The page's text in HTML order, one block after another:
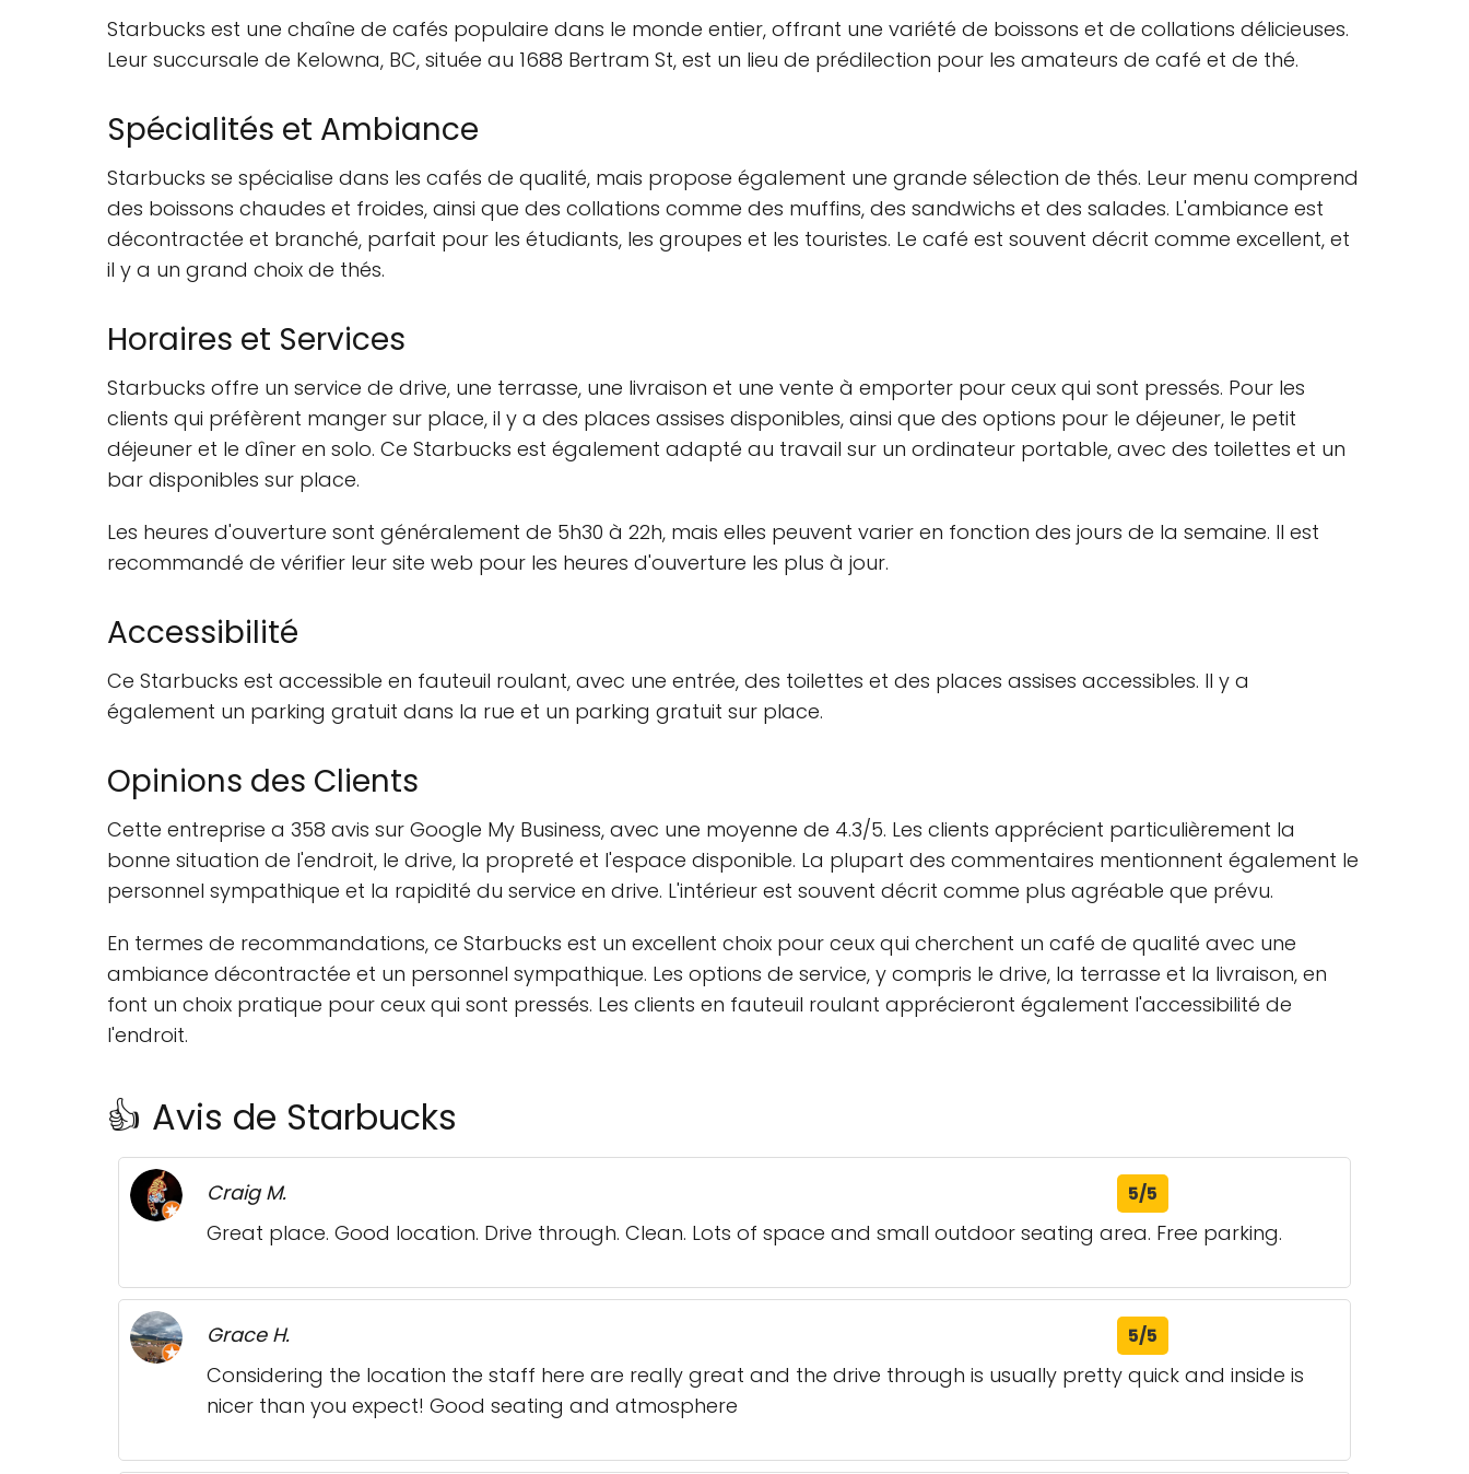
Starbucks est une chaîne de cafés populaire dans le monde entier, offrant une variété de boissons et de collations délicieuses.
Leur succursale de Kelowna, BC, située au 1688 Bertram St, est un lieu de prédilection pour les amateurs de café et de thé.
Spécialités et Ambiance
Starbucks se spécialise dans les cafés de qualité, mais propose également une grande sélection de thés. Leur menu comprend
des boissons chaudes et froides, ainsi que des collations comme des muffins, des sandwichs et des salades. L'ambiance est
décontractée et branché, parfait pour les étudiants, les groupes et les touristes. Le café est souvent décrit comme excellent, et
il y a un grand choix de thés.
Horaires et Services
Starbucks offre un service de drive, une terrasse, une livraison et une vente à emporter pour ceux qui sont pressés. Pour les
clients qui préfèrent manger sur place, il y a des places assises disponibles, ainsi que des options pour le déjeuner, le petit
déjeuner et le dîner en solo. Ce Starbucks est également adapté au travail sur un ordinateur portable, avec des toilettes et un
bar disponibles sur place.
Les heures d'ouverture sont généralement de 5h30 à 22h, mais elles peuvent varier en fonction des jours de la semaine. Il est
recommandé de vérifier leur site web pour les heures d'ouverture les plus à jour.
Accessibilité
Ce Starbucks est accessible en fauteuil roulant, avec une entrée, des toilettes et des places assises accessibles. Il y a
également un parking gratuit dans la rue et un parking gratuit sur place.
Opinions des Clients
Cette entreprise a 358 avis sur Google My Business, avec une moyenne de 4.3/5. Les clients apprécient particulièrement la
bonne situation de l'endroit, le drive, la propreté et l'espace disponible. La plupart des commentaires mentionnent également le
personnel sympathique et la rapidité du service en drive. L'intérieur est souvent décrit comme plus agréable que prévu.
En termes de recommandations, ce Starbucks est un excellent choix pour ceux qui cherchent un café de qualité avec une
ambiance décontractée et un personnel sympathique. Les options de service, y compris le drive, la terrasse et la livraison, en
font un choix pratique pour ceux qui sont pressés. Les clients en fauteuil roulant apprécieront également l'accessibilité de
l'endroit.
👍 Avis de Starbucks
Craig M. 5/5
Great place. Good location. Drive through. Clean. Lots of space and small outdoor seating area. Free parking.
Grace H. 5/5
Considering the location the staff here are really great and the drive through is usually pretty quick and inside is
nicer than you expect! Good seating and atmosphere